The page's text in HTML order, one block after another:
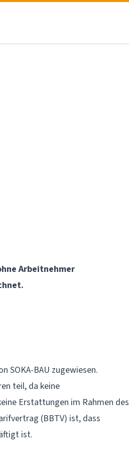
Arbeitnehmer
SOKA-BAU zugewiesen.
teil, da keine
Erstattungen im Rahmen des
(BBTV) ist, dass
ist.